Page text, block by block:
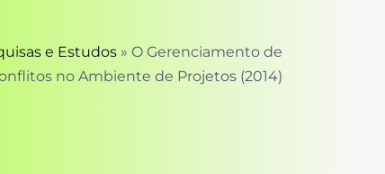
e Estudos » O Gerenciamento de
no Ambiente de Projetos (2014)